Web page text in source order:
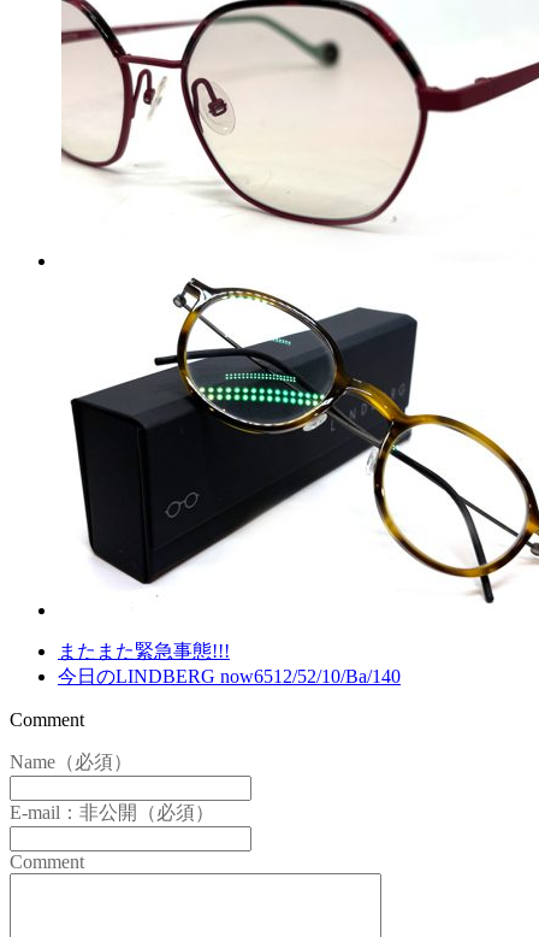
またまた緊急事態!!!
今日のLINDBERG now6512/52/10/Ba/140
Comment
Name（必須）
E-mail：非公開（必須）
Comment